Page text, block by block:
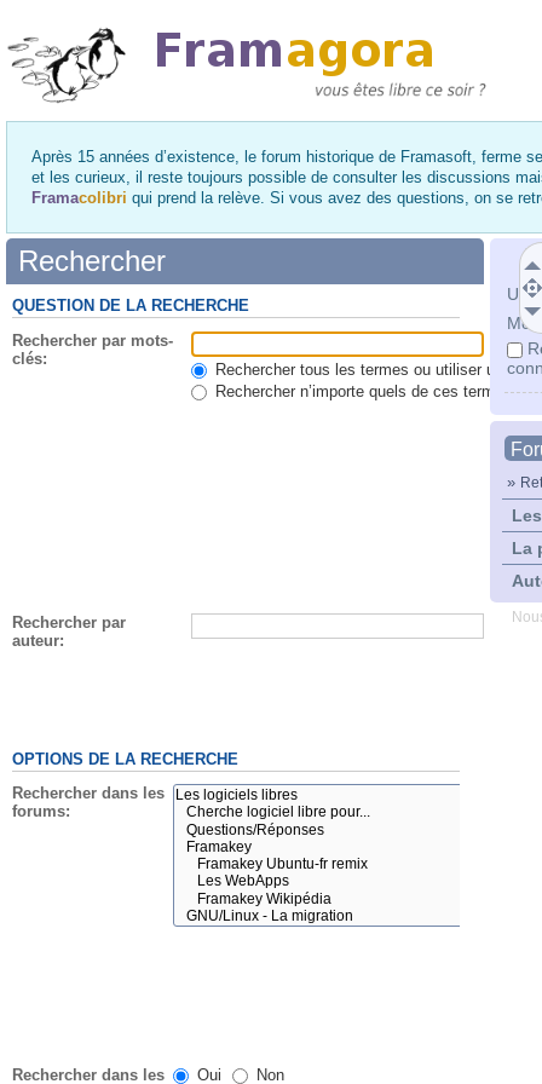
Après 15 années d’existence, le forum historique de Framasoft, ferme
et les curieux, il reste toujours possible de consulter les discussions
Framacolibri qui prend la relève. Si vous avez des questions, on se
Mot
»
La
Rechercher
QUESTION DE LA RECHERCHE
Rechercher par mots-
clés:
Rechercher tous les termes ou utiliser une
Rechercher n’importe quels de ces termes
Rechercher par
auteur:
OPTIONS DE LA RECHERCHE
Rechercher dans les
forums:
Rechercher dans les Oui Non